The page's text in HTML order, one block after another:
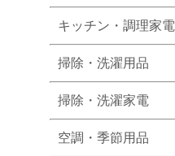
キッチン・調理家電
掃除・洗濯用品
掃除・洗濯家電
空調・季節用品